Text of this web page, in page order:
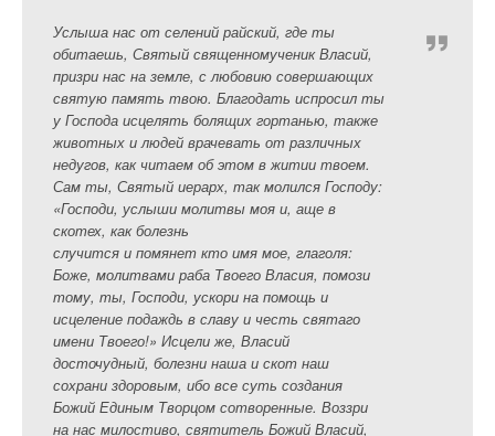
Услыша нас от селений райский, где ты
обитаешь, Святый священномученик Власий,
призри нас на земле, с любовию совершающих
святую память твою. Благодать испросил ты
у Господа исцелять болящих гортанью, также
животных и людей врачевать от различных
недугов, как читаем об этом в житии твоем.
Сам ты, Святый иерарх, так молился Господу:
«Господи, услыши молитвы моя и, аще в
скотех, как болезнь
случится и помянет кто имя мое, глаголя:
Боже, молитвами раба Твоего Власия, помози
тому, ты, Господи, ускори на помощь и
исцеление подаждь в славу и честь святаго
имени Твоего!» Исцели же, Власий
досточудный, болезни наша и скот наш
сохрани здоровым, ибо все суть создания
Божий Единым Творцом сотворенные. Воззри
на нас милостиво, святитель Божий Власий,